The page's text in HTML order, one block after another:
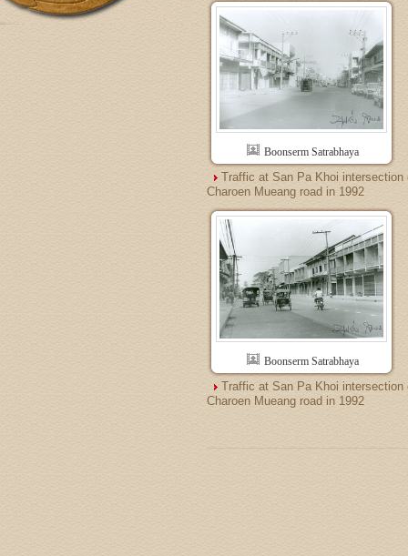
Boonserm Satrabhaya
Traffic at San Pa Khoi intersection
Charoen Mueang road in 1992
Boonserm Satrabhaya
Traffic at San Pa Khoi intersection
Charoen Mueang road in 1992